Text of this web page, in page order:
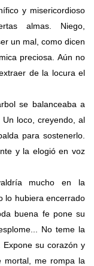
y misericordioso
almas. Niego,
un mal, como dicen
preciosa. Aún no
de la locura el
se balanceaba a
loco, creyendo, al
para sostenerlo.
y la elogió en voz
mucho en la
lo hubiera encerrado
buena fe pone su
No teme la
Expone su corazón y
mortal, me rompa la